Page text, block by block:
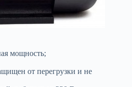
мощность;
от перегрузки и не